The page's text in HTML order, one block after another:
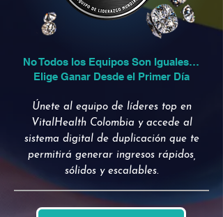
No Todos los Equipos Son Iguales…
Elige Ganar Desde el Primer Día
Únete al equipo de líderes top en
VitalHealth Colombia y accede al
sistema digital de duplicación que te
permitirá generar ingresos rápidos,
sólidos y escalables.